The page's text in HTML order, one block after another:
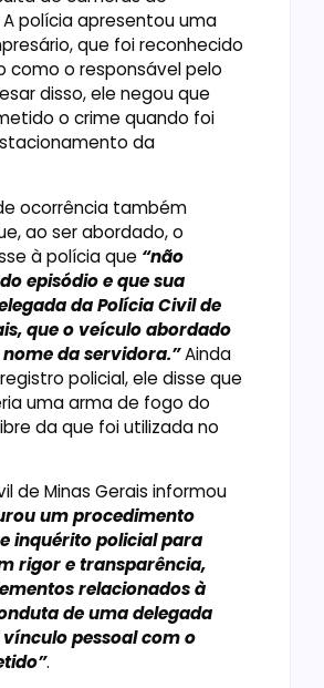
polícia apresentou uma
que foi reconhecido
como o responsável pelo
disso, ele negou que
o crime quando foi
da
ocorrência também
ao ser abordado, o
à polícia que “não
episódio e que sua
da Polícia Civil de
que o veículo abordado
da servidora.”Ainda
policial, ele disse que
uma arma de fogo do
da que foi utilizada no
de Minas Gerais informou
um procedimento
inquérito policial para
rigor e transparência,
relacionados à
de uma delegada
pessoal com o
.